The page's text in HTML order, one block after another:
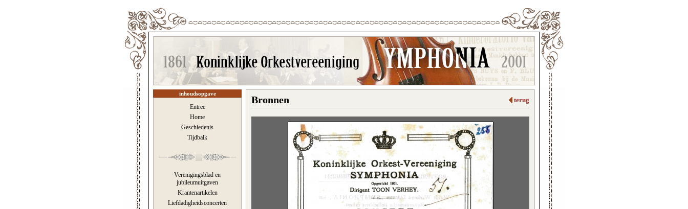
inhoudsopgave
Entree
Home
Geschiedenis
Tijdbalk
Verenigingsblad en
jubileumuitgaven
Krantenartikelen
Liefdadigheidsconcerten
terug
Bronnen